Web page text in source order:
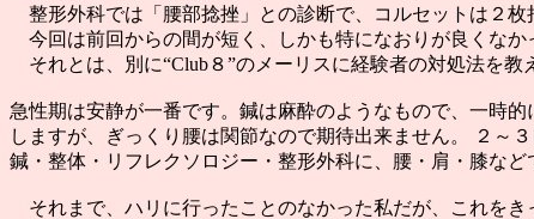
整形外科では「腰部捻挫」との診断で、コルセットは２枚
今回は前回からの間が短く、しかも特になおりが良くなか
それとは、別に“Club８”のメーリスに経験者の対処法を教
急性期は安静が一番です。鍼は麻酔のようなもので、一時
しますが、ぎっくり腰は関節なので期待出来ません。 ２～
鍼・整体・リフレクソロジー・整形外科に、腰・肩・膝など
それまで、ハリに行ったことのなかった私だが、これをき